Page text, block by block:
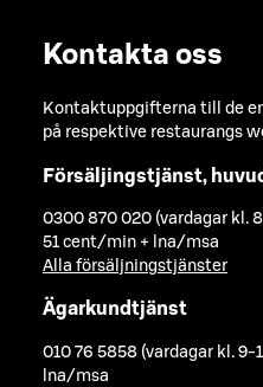
Kontakta oss
Kontaktuppgifterna till de
på respektive restaurangs
Försäljingstjänst,
0300 870 020 (vardagar kl.
51 cent/min + lna/msa
Alla försäljningstjänster
Ägarkundtjänst
010 76 5858 (vardagar kl. 9-
lna/msa